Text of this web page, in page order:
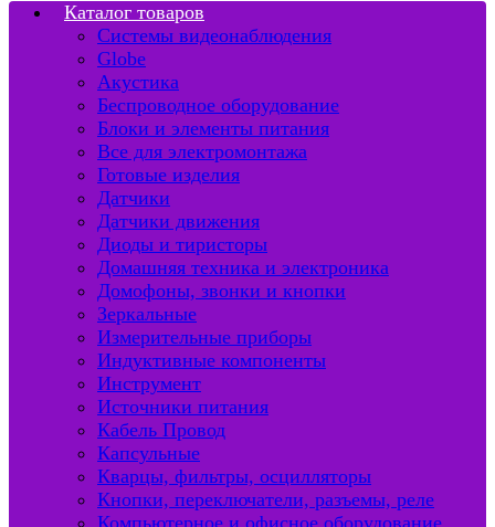
Каталог товаров
Системы видеонаблюдения
Globe
Акустика
Беспроводное оборудование
Блоки и элементы питания
Все для электромонтажа
Готовые изделия
Датчики
Датчики движения
Диоды и тиристоры
Домашняя техника и электроника
Домофоны, звонки и кнопки
Зеркальные
Измерительные приборы
Индуктивные компоненты
Инструмент
Источники питания
Кабель Провод
Капсульные
Кварцы, фильтры, осцилляторы
Кнопки, переключатели, разъемы, реле
Компьютерное и офисное оборудование